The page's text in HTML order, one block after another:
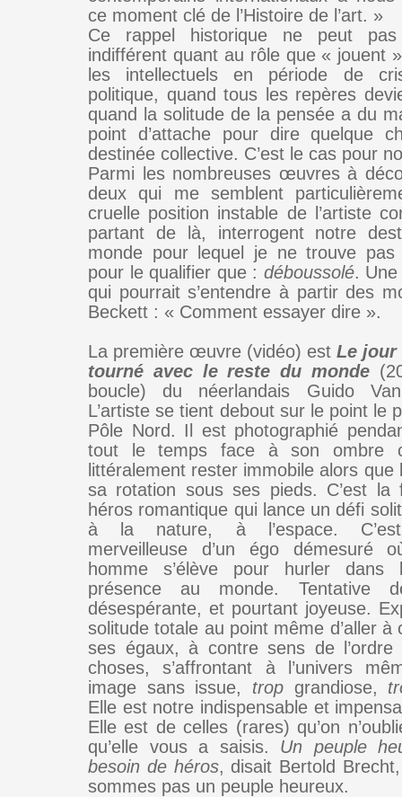
ce moment clé de l’Histoire de l’art. »
Ce rappel historique ne peut
indifférent quant au rôle que « jouent
les intellectuels en période de
politique, quand tous les repères
quand la solitude de la pensée a du
point d’attache pour dire quelque
destinée collective. C’est le cas pour
Parmi les nombreuses œuvres à
deux qui me semblent
cruelle position instable de l’artiste
partant de là, interrogent notre
monde pour lequel je ne trouve pas
pour le qualifier que : déboussolé. Une
qui pourrait s’entendre à partir des
Beckett : « Comment essayer dire ».
La première œuvre (vidéo) est Le jour
tourné avec le reste du monde
boucle) du néerlandais Guido
L’artiste se tient debout sur le point le
Pôle Nord. Il est photographié
tout le temps face à son ombre
littéralement rester immobile alors que
sa rotation sous ses pieds. C’est la
héros romantique qui lance un défi
à la nature, à l’espace. C’est
merveilleuse d’un égo démesuré
homme s’élève pour hurler
présence au monde. Tentative
désespérante, et pourtant joyeuse.
solitude totale au point même d’aller à
ses égaux, à contre sens de l’ordre
choses, s’affrontant à l’univers
image sans issue, trop grandiose,
Elle est notre indispensable et
Elle est de celles (rares) qu’on
qu’elle vous a saisis. Un peuple
besoin de héros, disait Bertold
sommes pas un peuple heureux.